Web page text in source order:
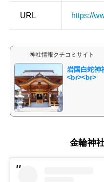
URL https://
神社情報クチコミサイト
岩国白蛇神
金輪神